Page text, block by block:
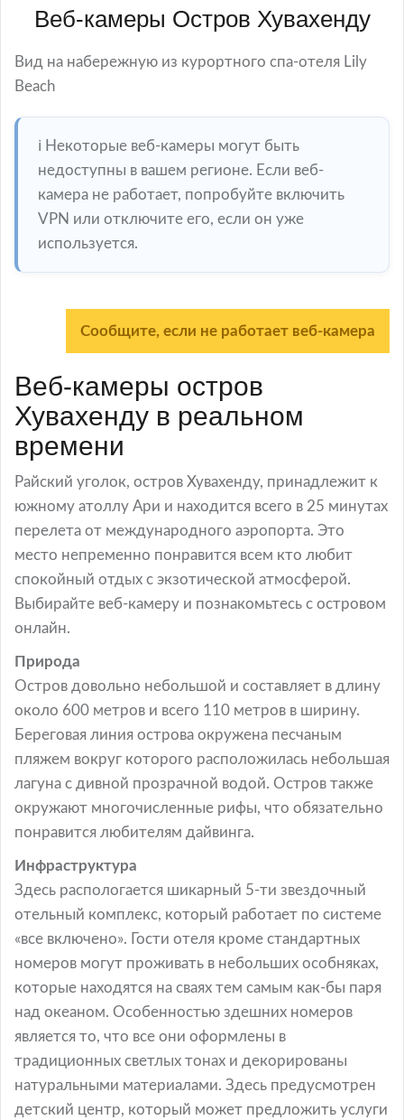
Веб-камеры Остров Хувахенду
Вид на набережную из курортного спа-отеля Lily
Beach
ℹ️ Некоторые веб-камеры могут быть
недоступны в вашем регионе. Если веб-
камера не работает, попробуйте включить
VPN или отключите его, если он уже
используется.
Сообщите, если не работает веб-камера
Веб-камеры остров
Хувахенду в реальном
времени
Райский уголок, остров Хувахенду, принадлежит к
южному атоллу Ари и находится всего в 25 минутах
перелета от международного аэропорта. Это
место непременно понравится всем кто любит
спокойный отдых с экзотической атмосферой.
Выбирайте веб-камеру и познакомьтесь с островом
онлайн.
Природа
Остров довольно небольшой и составляет в длину
около 600 метров и всего 110 метров в ширину.
Береговая линия острова окружена песчаным
пляжем вокруг которого расположилась небольшая
лагуна с дивной прозрачной водой. Остров также
окружают многочисленные рифы, что обязательно
понравится любителям дайвинга.
Инфраструктура
Здесь распологается шикарный 5-ти звездочный
отельный комплекс, который работает по системе
«все включено». Гости отеля кроме стандартных
номеров могут проживать в небольших особняках,
которые находятся на сваях тем самым как-бы паря
над океаном. Особенностью здешних номеров
является то, что все они оформлены в
традиционных светлых тонах и декорированы
натуральными материалами. Здесь предусмотрен
детский центр, который может предложить услуги